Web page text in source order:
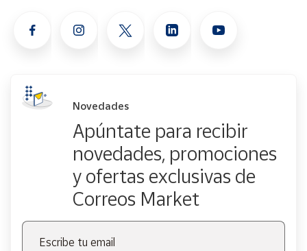
Novedades
Apúntate para recibir
novedades, promociones
y ofertas exclusivas de
Correos Market
Escribe tu email